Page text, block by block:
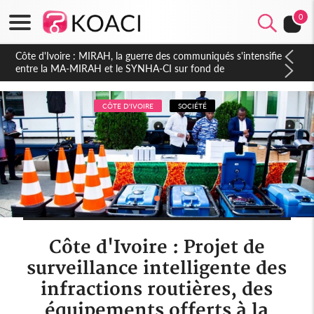
0
Côte d'Ivoire : Indépendance 2026, Thiam plaide pour un
environnement démocratique plus apaisé
CÔTE D'IVOIRE SOCIÉTÉ
Côte d'Ivoire : Projet de
surveillance intelligente des
infractions routières, des